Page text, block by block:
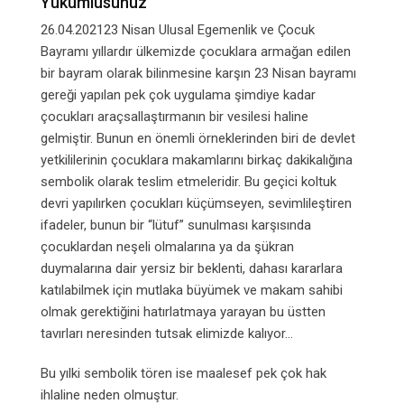
26.04.202123 Nisan Ulusal Egemenlik ve Çocuk
Bayramı yıllardır ülkemizde çocuklara armağan edilen
bir bayram olarak bilinmesine karşın 23 Nisan bayramı
gereği yapılan pek çok uygulama şimdiye kadar
çocukları araçsallaştırmanın bir vesilesi haline
gelmiştir. Bunun en önemli örneklerinden biri de devlet
yetkililerinin çocuklara makamlarını birkaç dakikalığına
sembolik olarak teslim etmeleridir. Bu geçici koltuk
devri yapılırken çocukları küçümseyen, sevimlileştiren
ifadeler, bunun bir “lütuf” sunulması karşısında
çocuklardan neşeli olmalarına ya da şükran
duymalarına dair yersiz bir beklenti, dahası kararlara
katılabilmek için mutlaka büyümek ve makam sahibi
olmak gerektiğini hatırlatmaya yarayan bu üstten
tavırları neresinden tutsak elimizde kalıyor…
Bu yılki sembolik tören ise maalesef pek çok hak
ihlaline neden olmuştur.